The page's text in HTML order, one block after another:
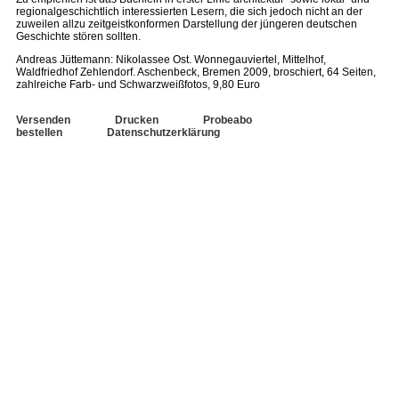
regionalgeschichtlich interessierten Lesern, die sich jedoch nicht an der
zuweilen allzu zeitgeistkonformen Darstellung der jüngeren deutschen
Geschichte stören sollten.
Andreas Jüttemann: Nikolassee Ost. Wonnegauviertel, Mittelhof,
Waldfriedhof Zehlendorf. Aschenbeck, Bremen 2009, broschiert, 64 Seiten,
zahlreiche Farb- und Schwarzweißfotos, 9,80 Euro
Versenden Drucken
Probeabo
bestellen
Datenschutzerklärung